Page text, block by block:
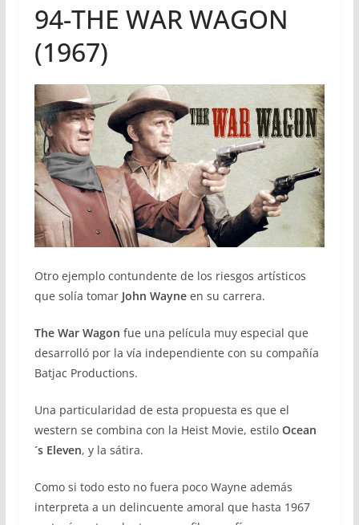
94-THE WAR WAGON
(1967)
Otro ejemplo contundente de los riesgos artísticos
que solía tomar John Wayneen su carrera.
The War Wagon fue una película muy especial que
desarrolló por la vía independiente con su compañía
Batjac Productions.
Una particularidad de esta propuesta es que el
western se combina con la Heist Movie, estilo Ocean
´s Eleven, y la sátira.
Como si todo esto no fuera poco Wayne además
interpreta a un delincuente amoral que hasta 1967